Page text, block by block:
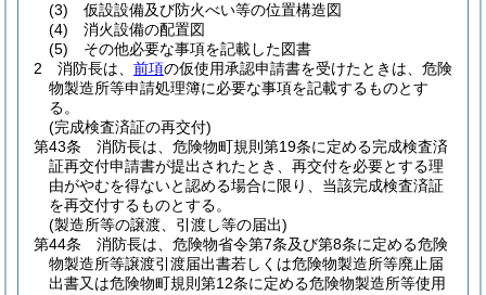
(3)
仮設設備及び防火べい等の位置構造図
(4)
消火設備の配置図
(5)
その他必要な事項を記載した図書
2
消防長は、 前項の仮使用承認申請書を受けたときは、危険
物製造所等申請処理簿に必要な事項を記載するものとす
る。
(完成検査済証の再交付)
第43条
消防長は、危険物町規則第19条に定める完成検査済
証再交付申請書が提出されたとき、再交付を必要とする理
由がやむを得ないと認める場合に限り、当該完成検査済証
を再交付するものとする。
(製造所等の譲渡、引渡し等の届出)
第44条
消防長は、危険物省令第7条及び第8条に定める危険
物製造所等譲渡引渡届出書若しくは危険物製造所等廃止届
出書又は危険物町規則第12条に定める危険物製造所等使用